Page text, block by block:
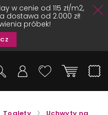
w cenie od 115 zł/m2,
dostawa od 2.000 zł!
próbek!